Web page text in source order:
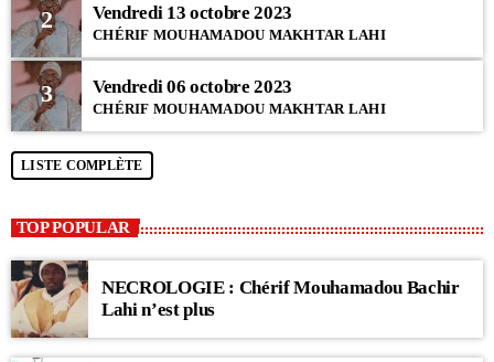
2 Vendredi 13 octobre 2023
CHÉRIF MOUHAMADOU MAKHTAR LAHI
3 Vendredi 06 octobre 2023
CHÉRIF MOUHAMADOU MAKHTAR LAHI
LISTE COMPLÈTE
TOP POPULAR
NECROLOGIE : Chérif Mouhamadou Bachir
Lahi n’est plus